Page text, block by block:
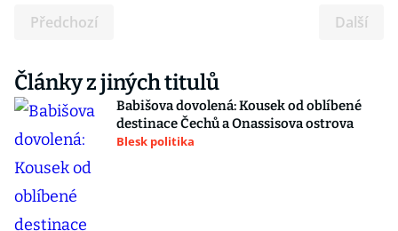
Předchozí Další
Články z jiných titulů
Babišova dovolená: Kousek od oblíbené
destinace Čechů a Onassisova ostrova
Blesk politika